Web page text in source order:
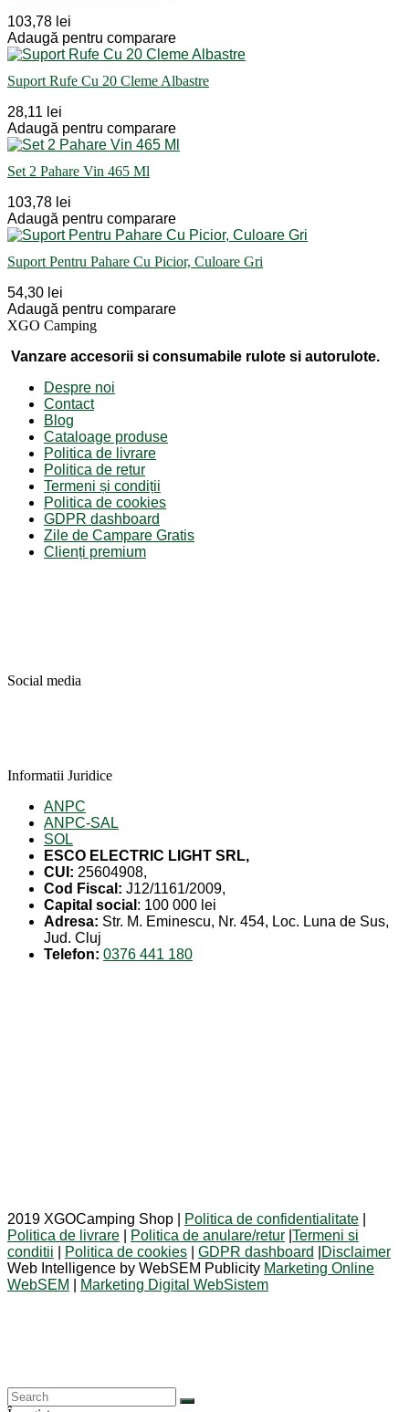
103,78 lei
Adaugă pentru comparare
Suport Rufe Cu 20 Cleme Albastre
28,11 lei
Adaugă pentru comparare
Set 2 Pahare Vin 465 Ml
103,78 lei
Adaugă pentru comparare
Suport Pentru Pahare Cu Picior, Culoare Gri
54,30 lei
Adaugă pentru comparare
XGO Camping
Vanzare accesorii si consumabile rulote si autorulote.
Despre noi
Contact
Blog
Cataloage produse
Politica de livrare
Politica de retur
Termeni și condiții
Politica de cookies
GDPR dashboard
Zile de Campare Gratis
Clienți premium
Social media
Informatii Juridice
ANPC
ANPC-SAL
SOL
ESCO ELECTRIC LIGHT SRL,
CUI: 25604908,
Cod Fiscal: J12/1161/2009,
Capital social : 100 000 lei
Adresa: Str. M. Eminescu, Nr. 454, Loc. Luna de Sus,
Jud. Cluj
Telefon: 0376 441 180
2019 XGOCamping Shop | Politica de confidentialitate
Politica de livrare
Politica de anulare/retur Termeni si
conditii
Politica de cookies GDPR dashboard
Disclaimer
Web Intelligence by WebSEM Publicity Marketing Online
WebSEM
Marketing Digital WebSistem